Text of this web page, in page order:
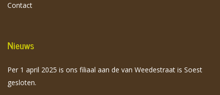
Contact
Nieuws
Per 1 april 2025 is ons filiaal aan de van Weedestraat is Soest
gesloten.